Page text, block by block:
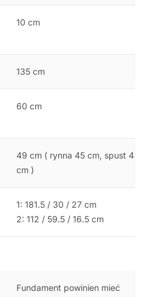
10 cm
135 cm
60 cm
49 cm ( rynna 45 cm, spust 4
cm )
1: 181.5 / 30 / 27 cm
2: 112 / 59.5 / 16.5 cm
Fundament powinien mieć